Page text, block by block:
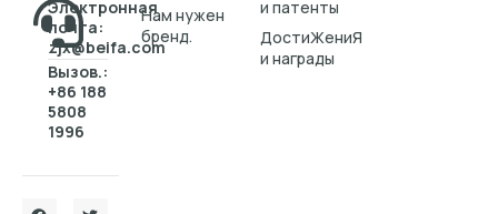
Электронная
почта:
zjx@beifa.com
Вызов.:
+86 188
5808
1996
Нам нужен
бренд.
и патенты
ДостиЖениЯ
и награды